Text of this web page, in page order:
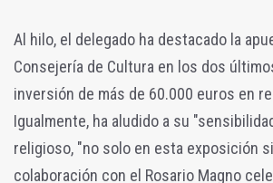
Al hilo, el delegado ha destacado la
Consejería de Cultura en los dos
inversión de más de 60.000 euros en
Igualmente, ha aludido a su
religioso, "no solo en esta exposición
colaboración con el Rosario Magno